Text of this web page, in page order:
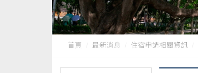
首頁 最新消息 住宿申請相關資訊